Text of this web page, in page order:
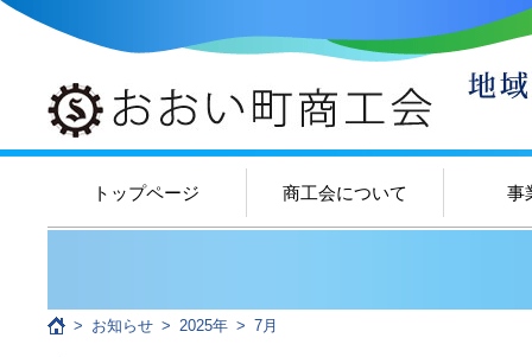
トップページ 商工会について 事
> お知らせ > 2025年 > 7月